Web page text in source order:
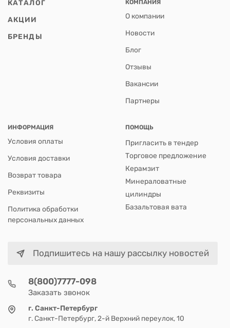
КАТАЛОГ
АКЦИИ
БРЕНДЫ
КОМПАНИЯ
О компании
Новости
Блог
Отзывы
Вакансии
Партнеры
ИНФОРМАЦИЯ
Условия оплаты
Условия доставки
Возврат товара
Реквизиты
Политика обработки
персональных данных
ПОМОЩЬ
Пригласить в тендер
Торговое предложение
Керамзит
Минераловатные
цилиндры
Базальтовая вата
Подпишитесь на нашу рассылку новостей
8(800)7777-098
Заказать звонок
г. Санкт-Петербург
г. Санкт-Петербург, 2-й Верхний переулок, 10